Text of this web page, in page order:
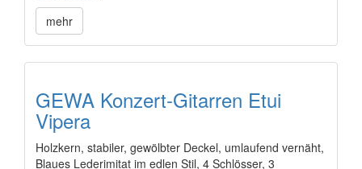
mehr
GEWA Konzert-Gitarren Etui
Vipera
Holzkern, stabiler, gewölbter Deckel, umlaufend vernäht,
Blaues Lederimitat im edlen Stil, 4 Schlösser, 3